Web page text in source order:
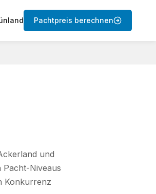
Pachtpreis berechnen
und
Pacht-Niveaus
Konkurrenz